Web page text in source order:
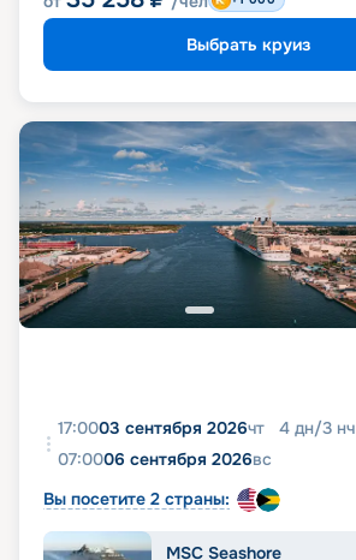
Выбрать круиз
17:0003 сентября 2026чт 4 дн/3 нч
07:0006 сентября 2026вс
Вы посетите 2 страны:
MSC Seashore